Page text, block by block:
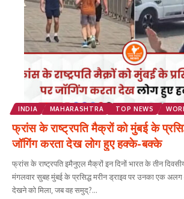
INDIA MAHARASHTRA TOP NEWS
फ्रांस के राष्ट्रपति मैक्रों को मुंबई के
जॉगिंग करता देख लोग हुए हक्के-बक्के
फ्रांस के राष्ट्रपति इमैनुएल मैक्रों इन दिनों भारत के तीन
मंगलवार सुबह मुंबई के प्रसिद्ध मरीन ड्राइव पर उनका एक
देखने को मिला, जब वह समुद्?...